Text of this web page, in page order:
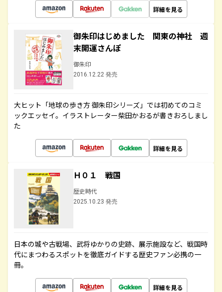
詳細を見る
御朱印はじめました 関東の神社 週
末開運さんぽ
御朱印
2016.12.22 発売
大ヒット「地球の歩き方 御朱印シリーズ」では初めてのコミ
ックエッセイ。イラストレーター柴田かおるが書きおろしまし
た
詳細を見る
Ｈ０１ 戦国
歴史時代
2025.10.23 発売
日本の城や古戦場、武将ゆかりの史跡、展示施設など、戦国時
代にまつわるスポットを徹底ガイドする歴史ファン必携の一
冊。
詳細を見る